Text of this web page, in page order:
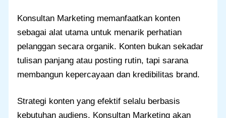
Konsultan Marketing memanfaatkan konten
sebagai alat utama untuk menarik perhatian
pelanggan secara organik. Konten bukan sekadar
tulisan panjang atau posting rutin, tapi sarana
membangun kepercayaan dan kredibilitas brand.
Strategi konten yang efektif selalu berbasis
kebutuhan audiens. Konsultan Marketing akan